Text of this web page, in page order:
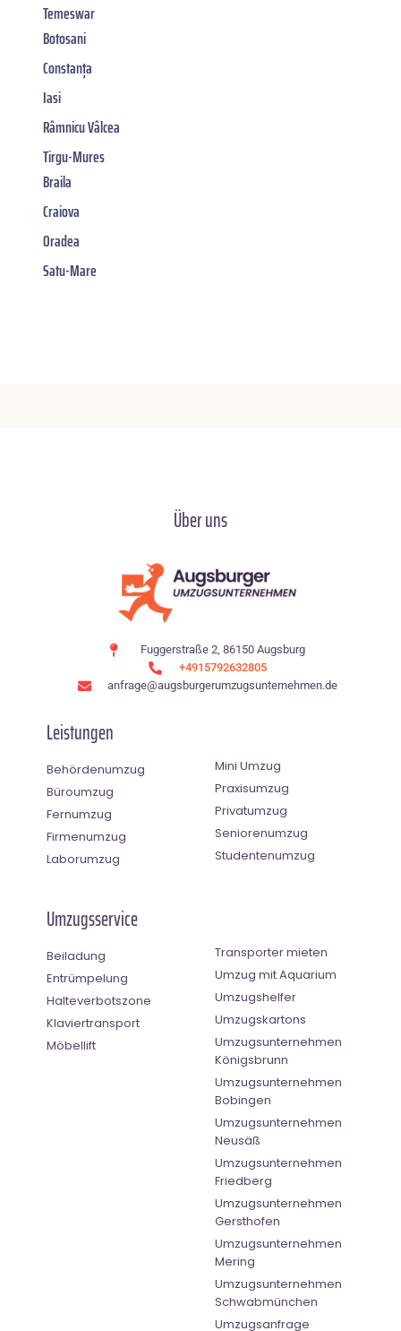
Temeswar
Botosani
Constanța
Iasi
Râmnicu Vâlcea
Tirgu-Mures
Braila
Craiova
Oradea
Satu-Mare
Über uns
Fuggerstraße 2, 86150 Augsburg
+4915792632805
anfrage@augsburgerumzugsunternehmen.de
Leistungen
Behördenumzug
Büroumzug
Fernumzug
Firmenumzug
Laborumzug
Mini Umzug
Praxisumzug
Privatumzug
Seniorenumzug
Studentenumzug
Umzugsservice
Beiladung
Entrümpelung
Halteverbotszone
Klaviertransport
Möbellift
Transporter mieten
Umzug mit Aquarium
Umzugshelfer
Umzugskartons
Umzugsunternehmen
Königsbrunn
Umzugsunternehmen
Bobingen
Umzugsunternehmen
Neusäß
Umzugsunternehmen
Friedberg
Umzugsunternehmen
Gersthofen
Umzugsunternehmen
Mering
Umzugsunternehmen
Schwabmünchen
Umzugsanfrage